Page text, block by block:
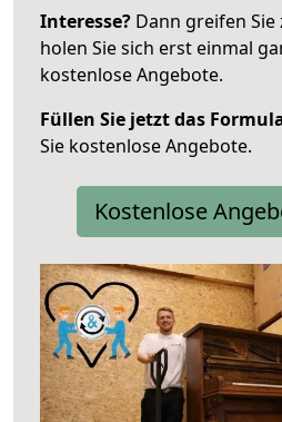
Interesse? Dann greifen
holen Sie sich erst einmal
kostenlose Angebote.
Füllen Sie jetzt das
Sie kostenlose Angebote.
Kostenlose